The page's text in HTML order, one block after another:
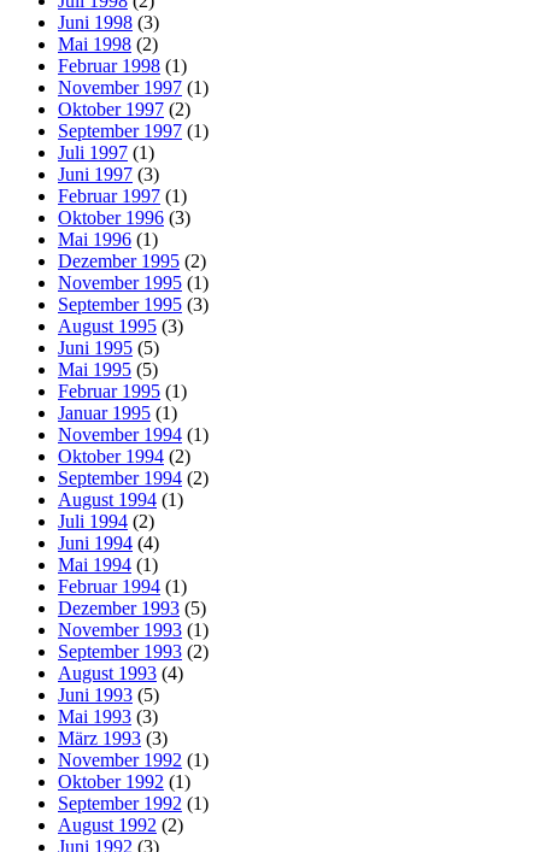
Juni 1998 (3)
Mai 1998 (2)
Februar 1998 (1)
November 1997 (1)
Oktober 1997 (2)
September 1997 (1)
Juli 1997 (1)
Juni 1997 (3)
Februar 1997 (1)
Oktober 1996 (3)
Mai 1996 (1)
Dezember 1995 (2)
November 1995 (1)
September 1995 (3)
August 1995 (3)
Juni 1995 (5)
Mai 1995 (5)
Februar 1995 (1)
Januar 1995 (1)
November 1994 (1)
Oktober 1994 (2)
September 1994 (2)
August 1994 (1)
Juli 1994 (2)
Juni 1994 (4)
Mai 1994 (1)
Februar 1994 (1)
Dezember 1993 (5)
November 1993 (1)
September 1993 (2)
August 1993 (4)
Juni 1993 (5)
Mai 1993 (3)
März 1993 (3)
November 1992 (1)
Oktober 1992 (1)
September 1992 (1)
August 1992 (2)
Juni 1992 (3)